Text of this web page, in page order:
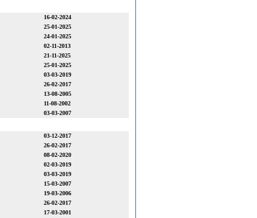
16-02-2024
25-01-2025
24-01-2025
02-11-2013
21-11-2025
25-01-2025
03-03-2019
26-02-2017
13-08-2005
11-08-2002
03-03-2007
03-12-2017
26-02-2017
08-02-2020
02-03-2019
03-03-2019
15-03-2007
19-03-2006
26-02-2017
17-03-2001